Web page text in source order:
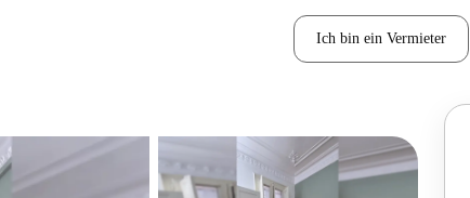
Ich bin ein Vermieter